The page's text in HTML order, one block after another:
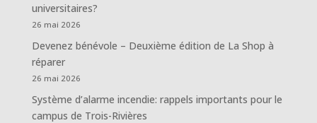
universitaires?
26 mai 2026
Devenez bénévole – Deuxième édition de La Shop à
réparer
26 mai 2026
Système d’alarme incendie: rappels importants pour le
campus de Trois-Rivières